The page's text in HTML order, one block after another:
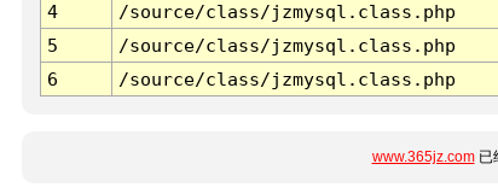
4
/source/class/jzmysql.class.php
5
/source/class/jzmysql.class.php
6
/source/class/jzmysql.class.php
www.365jz.com已